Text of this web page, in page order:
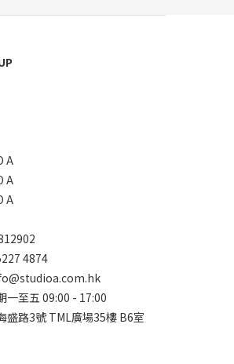
A
A
A
4874
一至五 09:00 - 17:00
盛路3號 TML廣場35樓 B6室